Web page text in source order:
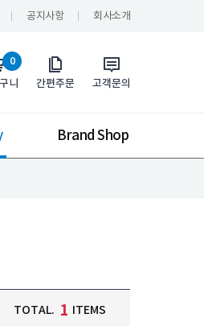
공지사항 회사소개
니
0
간편주문
고객문의
Brand Shop
TOTAL. 1 ITEMS